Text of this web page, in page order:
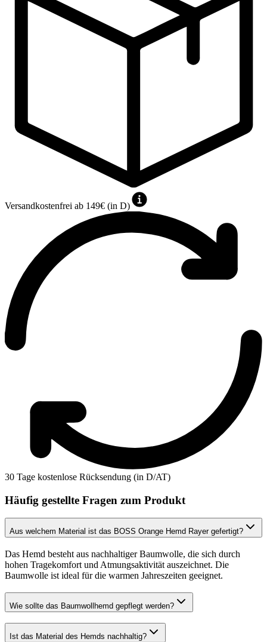
Versandkostenfrei ab 149€ (in D)
30 Tage kostenlose Rücksendung (in D/AT)
Häufig gestellte Fragen zum Produkt
Aus welchem Material ist das BOSS Orange Hemd Rayer gefertigt?
Das Hemd besteht aus nachhaltiger Baumwolle, die sich durch
hohen Tragekomfort und Atmungsaktivität auszeichnet. Die
Baumwolle ist ideal für die warmen Jahreszeiten geeignet.
Wie sollte das Baumwollhemd gepflegt werden?
Ist das Material des Hemds nachhaltig?